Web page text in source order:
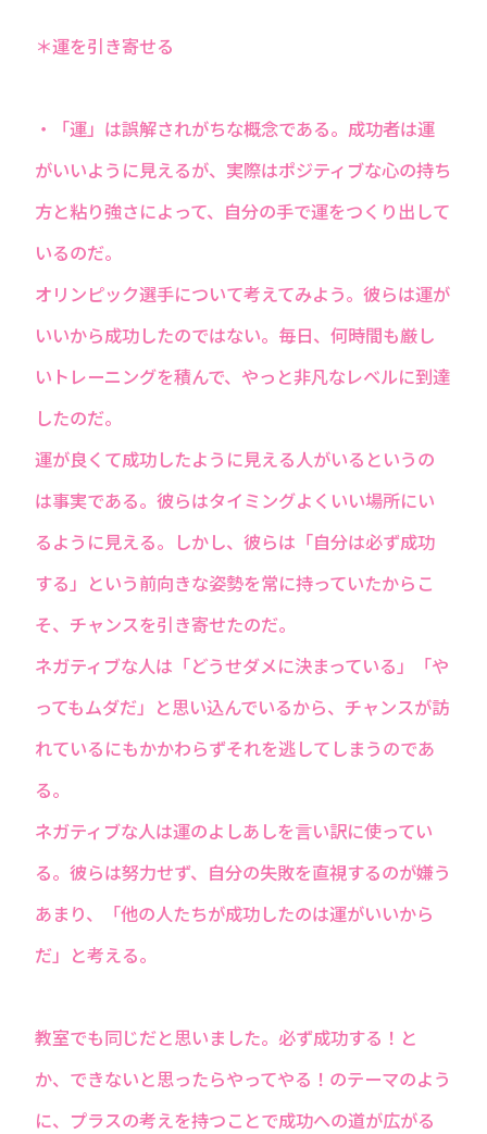
＊運を引き寄せる
・「運」は誤解されがちな概念である。成功者は運
がいいように見えるが、実際はポジティブな心の持ち
方と粘り強さによって、自分の手で運をつくり出して
いるのだ。
オリンピック選手について考えてみよう。彼らは運が
いいから成功したのではない。毎日、何時間も厳し
いトレーニングを積んで、やっと非凡なレベルに到達
したのだ。
運が良くて成功したように見える人がいるというの
は事実である。彼らはタイミングよくいい場所にい
るように見える。しかし、彼らは「自分は必ず成功
する」という前向きな姿勢を常に持っていたからこ
そ、チャンスを引き寄せたのだ。
ネガティブな人は「どうせダメに決まっている」「や
ってもムダだ」と思い込んでいるから、チャンスが訪
れているにもかかわらずそれを逃してしまうのであ
る。
ネガティブな人は運のよしあしを言い訳に使ってい
る。彼らは努力せず、自分の失敗を直視するのが嫌う
あまり、「他の人たちが成功したのは運がいいから
だ」と考える。
教室でも同じだと思いました。必ず成功する！と
か、できないと思ったらやってやる！のテーマのよう
に、プラスの考えを持つことで成功への道が広がる